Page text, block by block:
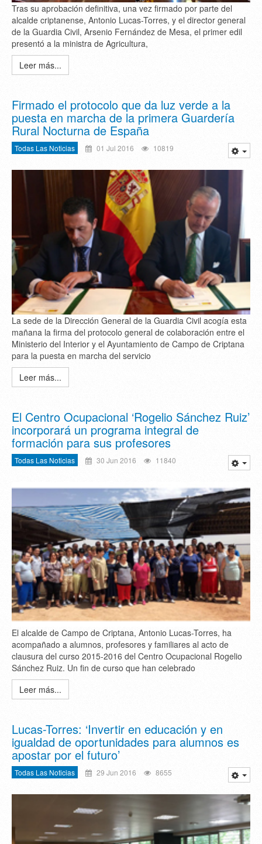
Tras su aprobación definitiva, una vez firmado por parte del
alcalde criptanense, Antonio Lucas-Torres, y el director general
de la Guardia Civil, Arsenio Fernández de Mesa, el primer edil
presentó a la ministra de Agricultura,
Leer más...
Firmado el protocolo que da luz verde a la
puesta en marcha de la primera Guardería
Rural Nocturna de España
Todas Las Noticias 01 Jul 2016 10819
La sede de la Dirección General de la Guardia Civil acogía esta
mañana la firma del protocolo general de colaboración entre el
Ministerio del Interior y el Ayuntamiento de Campo de Criptana
para la puesta en marcha del servicio
Leer más...
El Centro Ocupacional ‘Rogelio Sánchez Ruiz’
incorporará un programa integral de
formación para sus profesores
Todas Las Noticias 30 Jun 2016 11840
El alcalde de Campo de Criptana, Antonio Lucas-Torres, ha
acompañado a alumnos, profesores y familiares al acto de
clausura del curso 2015-2016 del Centro Ocupacional Rogelio
Sánchez Ruiz. Un fin de curso que han celebrado
Leer más...
Lucas-Torres: ‘Invertir en educación y en
igualdad de oportunidades para alumnos es
apostar por el futuro’
Todas Las Noticias 29 Jun 2016 8655